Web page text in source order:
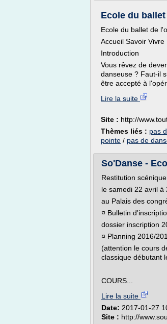
Ecole du
Ecole du ballet de
Accueil Savoir
Introduction
Vous rêvez de
danseuse ? Faut-il
être accepté à
Lire la suite
Site : http://
Thèmes liés : pas
pointe / pas de
So'Danse -
Restitution
le samedi 22 avril à
au Palais des
¤ Bulletin
dossier inscription
¤ Planning 2016/
(attention le cours
classique débutant
COURS...
Lire la suite
Date: 2017-01-27
Site : http://